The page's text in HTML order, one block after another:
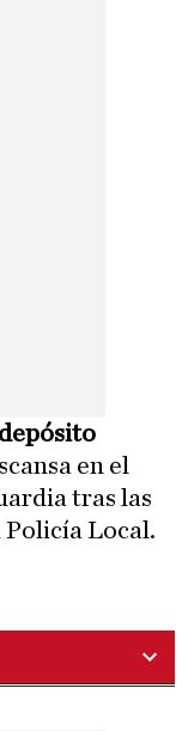
depósito
en el
tras las
Local.